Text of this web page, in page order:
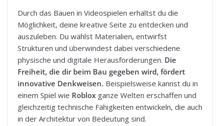
Durch das Bauen in Videospielen erhältst du die
Möglichkeit, deine kreative Seite zu entdecken und
auszuleben. Du wählst Materialien, entwirfst
Strukturen und überwindest dabei verschiedene
physische und digitale Herausforderungen. Die
Freiheit, die dir beim Bau gegeben wird, fördert
innovative Denkweisen. Beispielsweise kannst du in
einem Spiel wie Roblox ganze Welten erschaffen und
gleichzeitig technische Fähigkeiten entwickeln, die auch
in der Architektur von Bedeutung sind.